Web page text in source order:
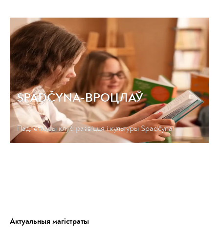
SPADČYNA-ВРОЦЛАЎ
Падлеткавы клуб развіцця і культуры Spadčyna.
Актуальныя магістраты